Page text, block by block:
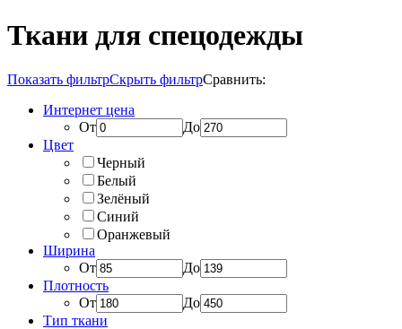
Ткани для спецодежды
Показать фильтрСкрыть фильтрСравнить:
Интернет цена
От
До
Цвет
Черный
Белый
Зелёный
Синий
Оранжевый
Ширина
От
До
Плотность
От
До
Тип ткани